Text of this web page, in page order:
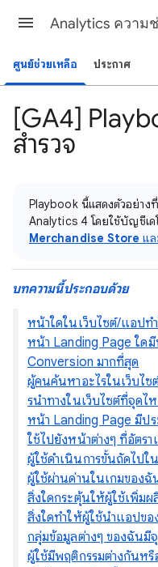
Analytics ความ
ศูนย์ช่วยเหลือ ประกาศ
[GA4]
สํารวจ
Playbook นี้แสดงตัวอย่าง
Analytics 4 โดยใช้บัญชีเ
Merchandise Store แ
บทความนี้ประกอบด้วย
หน้าใดในเว็บไซต์/แอปท
หน้า Landing Page ใด
Conversion มากที่สุด
ผู้คนค้นหาอะไรในเว็บไ
รนําทางในเว็บไซต์ที่จุดไ
หน้า Landing Page มีปร
ใช้ไปยังหน้าต่างๆ ที่อัตร
ผู้ใช้ดำเนินการขั้นถัดไปใ
ผู้ใช้ผ่านด่านในเกมของฉั
สิ่งใดกระตุ้นให้ผู้ใช้เพิ่ม
สิ่งใดทําให้ผู้ใช้นําแอปข
กลุ่มข้อมูลต่างๆ ของฉันมี
ผู้ใช้มีพฤติกรรมต่างกันหรื